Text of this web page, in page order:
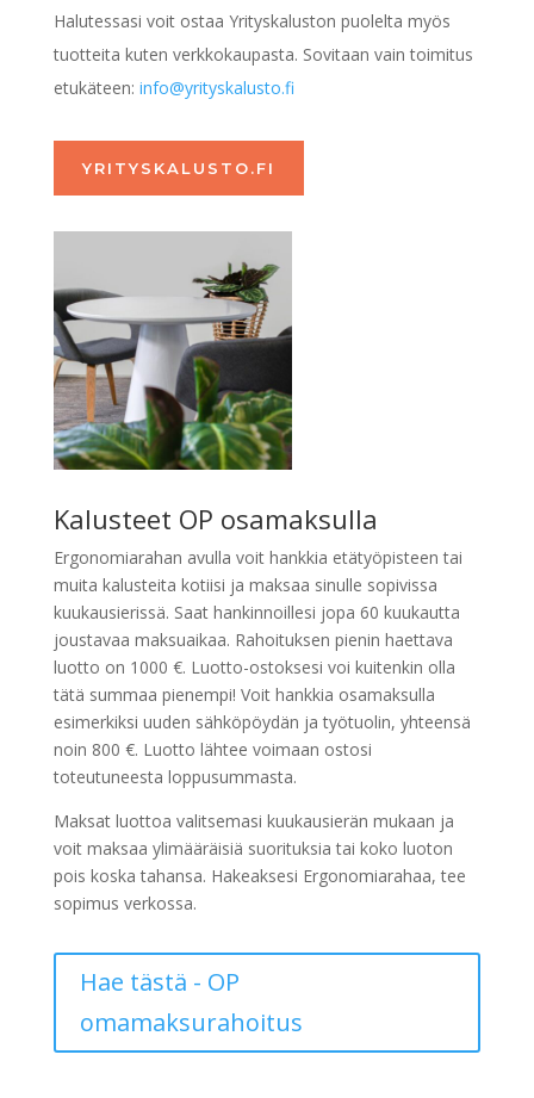
Halutessasi voit ostaa Yrityskaluston puolelta myös
tuotteita kuten verkkokaupasta. Sovitaan vain toimitus
etukäteen: info@yrityskalusto.fi
YRITYSKALUSTO.FI
Kalusteet OP osamaksulla
Ergonomiarahan avulla voit hankkia etätyöpisteen tai
muita kalusteita kotiisi ja maksaa sinulle sopivissa
kuukausierissä. Saat hankinnoillesi jopa 60 kuukautta
joustavaa maksuaikaa. Rahoituksen pienin haettava
luotto on 1000 €. Luotto-ostoksesi voi kuitenkin olla
tätä summaa pienempi! Voit hankkia osamaksulla
esimerkiksi uuden sähköpöydän ja työtuolin, yhteensä
noin 800 €. Luotto lähtee voimaan ostosi
toteutuneesta loppusummasta.
Maksat luottoa valitsemasi kuukausierän mukaan ja
voit maksaa ylimääräisiä suorituksia tai koko luoton
pois koska tahansa. Hakeaksesi Ergonomiarahaa, tee
sopimus verkossa.
Hae tästä - OP
omamaksurahoitus